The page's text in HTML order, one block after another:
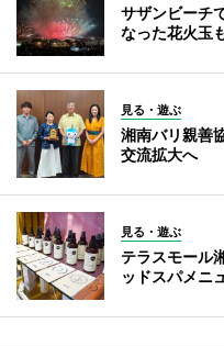
サザンビーチ
なった花火玉
見る・遊ぶ
湘南バリ親善
交流拡大へ
見る・遊ぶ
テラスモール
ッドスパメニ